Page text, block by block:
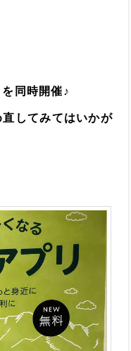
を同時開催♪
してみてはいかが